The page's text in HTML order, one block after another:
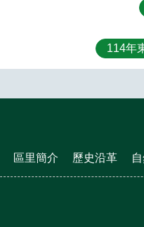
114年
區里簡介 歷史沿革